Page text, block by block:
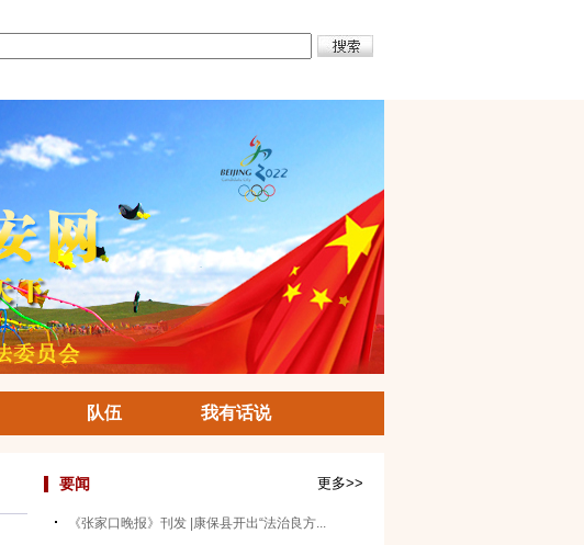
队伍 我有话说
要闻 更多>>
《张家口晚报》刊发 |康保县开出“法治良方...